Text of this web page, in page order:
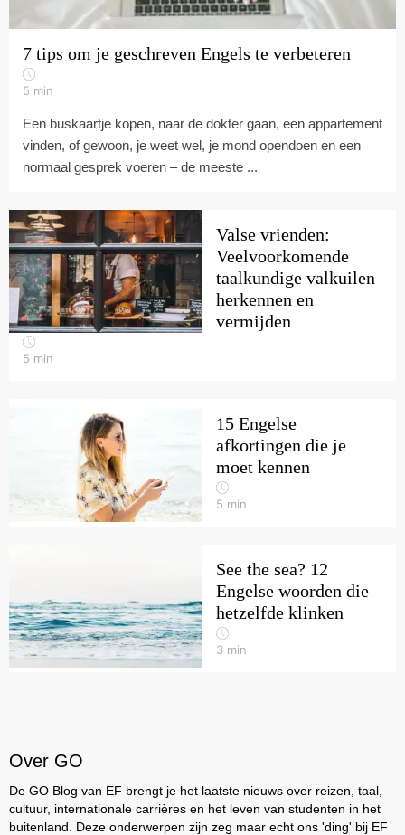
7 tips om je geschreven Engels te verbeteren
5 min
Een buskaartje kopen, naar de dokter gaan, een appartement
vinden, of gewoon, je weet wel, je mond opendoen en een
normaal gesprek voeren – de meeste ...
Valse vrienden:
Veelvoorkomende
taalkundige valkuilen
herkennen en
vermijden
5 min
15 Engelse
afkortingen die je
moet kennen
5 min
See the sea? 12
Engelse woorden die
hetzelfde klinken
3 min
Over GO
De GO Blog van EF brengt je het laatste nieuws over reizen, taal,
cultuur, internationale carrières en het leven van studenten in het
buitenland. Deze onderwerpen zijn zeg maar echt ons 'ding' bij EF